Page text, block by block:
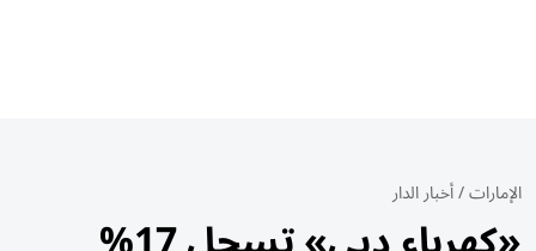
الإمارات/أخبار الدار